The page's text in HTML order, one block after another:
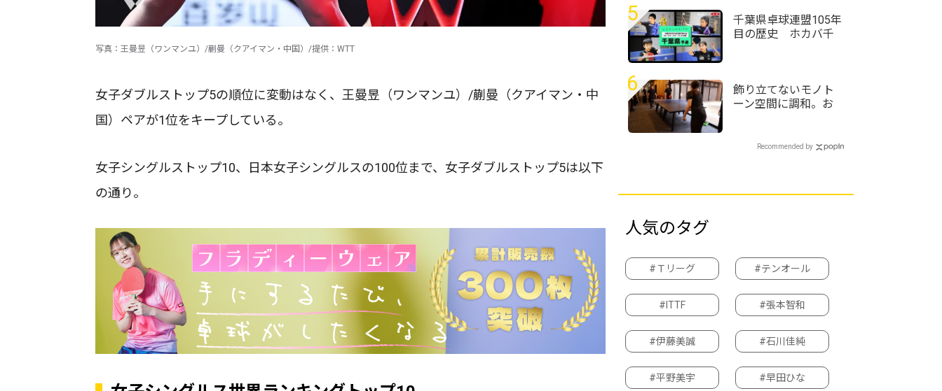
写真：王曼昱（ワンマンユ）/蒯曼（クアイマン・中国）/提供：WTT
女子ダブルストップ5の順位に変動はなく、王曼昱（ワンマンユ）/蒯曼（クアイマン・中
国）ペアが1位をキープしている。
女子シングルストップ10、日本女子シングルスの100位まで、女子ダブルストップ5は以下
の通り。
キング（2026年第32
週）
5
千葉県卓球連盟105年
目の歴史 ホカバ千
ープス・カブ・バン
ビの部）千葉県予選
6
飾り立てないモノト
ーン空間に調和。お
ウナと湯上がりの対
Recommended by
人気のタグ
#Ｔリーグ #テンオール
#ITTF #張本智和
#伊藤美誠 #石川佳純
#平野美宇 #早田ひな